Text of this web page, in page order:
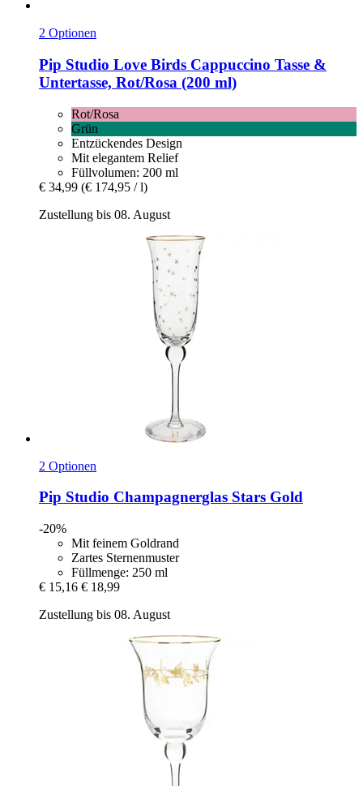
2 Optionen
Pip Studio Love Birds Cappuccino Tasse &
Untertasse, Rot/Rosa (200 ml)
Rot/Rosa
Grün
Entzückendes Design
Mit elegantem Relief
Füllvolumen: 200 ml
€ 34,99 (€ 174,95 / l)
Zustellung bis 08. August
2 Optionen
Pip Studio Champagnerglas Stars Gold
-20%
Mit feinem Goldrand
Zartes Sternenmuster
Füllmenge: 250 ml
€ 15,16 € 18,99
Zustellung bis 08. August